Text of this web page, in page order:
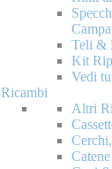
Teli &
Kit
Vedi
Ricambi
Altri
Catene